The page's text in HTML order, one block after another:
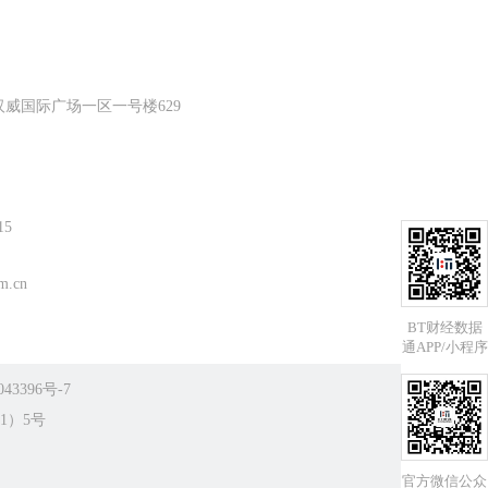
国际广场一区一号楼629
BT财经数据
通APP/小程序
官方微信公众
号-7
）5号